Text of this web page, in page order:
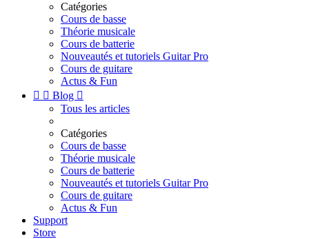
Catégories
Cours de basse
Théorie musicale
Cours de batterie
Nouveautés et tutoriels Guitar Pro
Cours de guitare
Actus & Fun
  Blog 
Tous les articles
Catégories
Cours de basse
Théorie musicale
Cours de batterie
Nouveautés et tutoriels Guitar Pro
Cours de guitare
Actus & Fun
Support
Store